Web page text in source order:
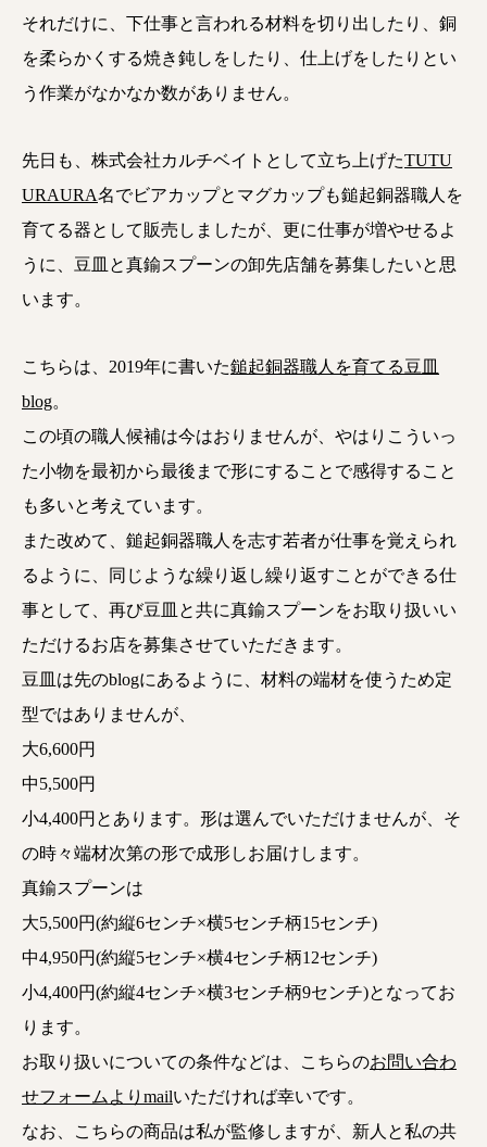
それだけに、下仕事と言われる材料を切り出したり、銅
を柔らかくする焼き鈍しをしたり、仕上げをしたりとい
う作業がなかなか数がありません。
先日も、株式会社カルチベイトとして立ち上げたTUTU
URAURA名でビアカップとマグカップも鎚起銅器職人を
育てる器として販売しましたが、更に仕事が増やせるよ
うに、豆皿と真鍮スプーンの卸先店舗を募集したいと思
います。
こちらは、2019年に書いた鎚起銅器職人を育てる豆皿
blog。
この頃の職人候補は今はおりませんが、やはりこういっ
た小物を最初から最後まで形にすることで感得すること
も多いと考えています。
また改めて、鎚起銅器職人を志す若者が仕事を覚えられ
るように、同じような繰り返し繰り返すことができる仕
事として、再び豆皿と共に真鍮スプーンをお取り扱いい
ただけるお店を募集させていただきます。
豆皿は先のblogにあるように、材料の端材を使うため定
型ではありませんが、
大6,600円
中5,500円
小4,400円とあります。形は選んでいただけませんが、そ
の時々端材次第の形で成形しお届けします。
真鍮スプーンは
大5,500円(約縦6センチ×横5センチ柄15センチ)
中4,950円(約縦5センチ×横4センチ柄12センチ)
小4,400円(約縦4センチ×横3センチ柄9センチ)となってお
ります。
お取り扱いについての条件などは、こちらのお問い合わ
せフォームよりmailいただければ幸いです。
なお、こちらの商品は私が監修しますが、新人と私の共